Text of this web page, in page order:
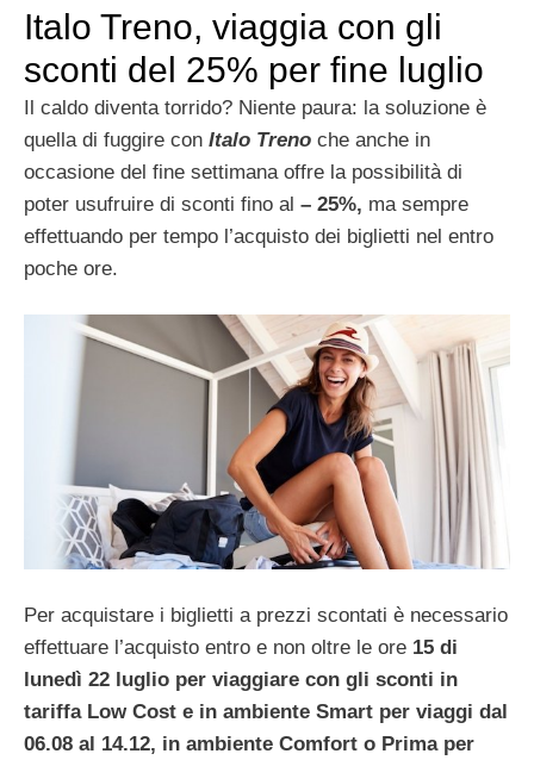
Italo Treno, viaggia con gli
sconti del 25% per fine luglio
Il caldo diventa torrido? Niente paura: la soluzione è
quella di fuggire con Italo Treno che anche in
occasione del fine settimana offre la possibilità di
poter usufruire di sconti fino al – 25%, ma sempre
effettuando per tempo l’acquisto dei biglietti nel entro
poche ore.
Per acquistare i biglietti a prezzi scontati è necessario
effettuare l’acquisto entro e non oltre le ore 15 di
lunedì 22 luglio per viaggiare con gli sconti in
tariffa Low Cost e in ambiente Smart per viaggi dal
06.08 al 14.12, in ambiente Comfort o Prima per